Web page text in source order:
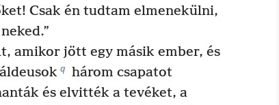
Csak én tudtam elmenekülni,
amikor jött egy másik ember, és
q három csapatot
és elvitték a tevéket, a